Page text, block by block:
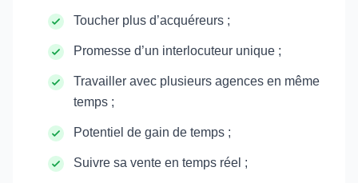
Toucher plus d’acquéreurs ;
Promesse d’un interlocuteur unique ;
Travailler avec plusieurs agences en même
temps ;
Potentiel de gain de temps ;
Suivre sa vente en temps réel ;